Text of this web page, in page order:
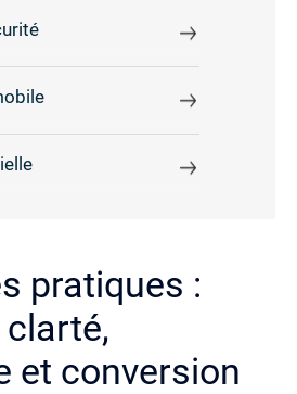
pratiques :
et conversion